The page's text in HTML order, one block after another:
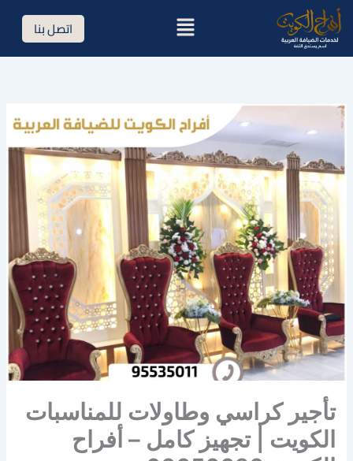
تخطي
إلى
المحتوى
القائمة اتصل بنا
تأجير كراسي وطاولات للمناسبات
الكويت | تجهيز كامل – أفراح